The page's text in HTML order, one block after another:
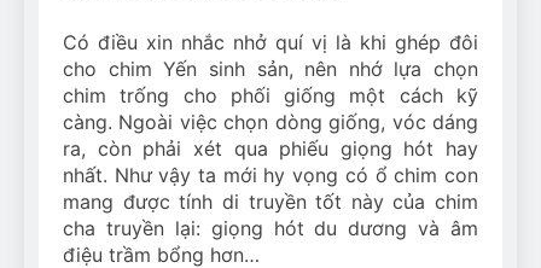
Có điều xin nhắc nhở quí vị là khi ghép đôi
cho chim Yến sinh sản, nên nhớ lựa chọn
chim trống cho phối giống một cách kỹ
càng. Ngoài việc chọn dòng giống, vóc dáng
ra, còn phải xét qua phiếu giọng hót hay
nhất. Như vậy ta mới hy vọng có ổ chim con
mang được tính di truyền tốt này của chim
cha truyền lại: giọng hót du dương và âm
điệu trầm bổng hơn…